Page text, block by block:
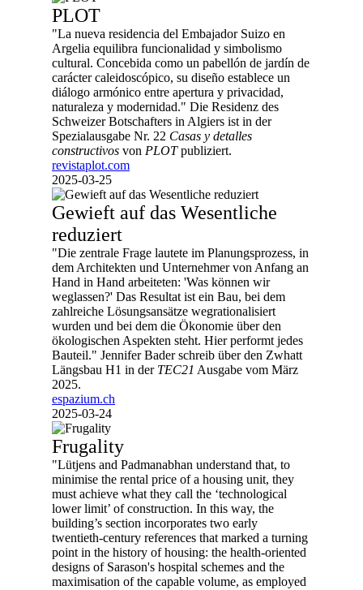
PLOT
"La nueva residencia del Embajador Suizo en
Argelia equilibra funcionalidad y simbolismo
cultural. Concebida como un pabellón de jardín de
carácter caleidoscópico, su diseño establece un
diálogo armónico entre apertura y privacidad,
naturaleza y modernidad." Die Residenz des
Schweizer Botschafters in Algiers ist in der
Spezialausgabe Nr. 22 Casas y detalles
constructivos von PLOTpubliziert.
revistaplot.com
2025-03-25
Gewieft auf das Wesentliche
reduziert
"Die zentrale Frage lautete im Planungsprozess, in
dem Architekten und Unternehmer von Anfang an
Hand in Hand arbeiteten: 'Was können wir
weglassen?' Das Resultat ist ein Bau, bei dem
zahlreiche Lösungsansätze wegrationalisiert
wurden und bei dem die Ökonomie über den
ökologischen Aspekten steht. Hier performt jedes
Bauteil." Jennifer Bader schreib über den Zwhatt
Längsbau H1 in der TEC21 Ausgabe vom März
2025.
espazium.ch
2025-03-24
Frugality
"Lütjens and Padmanabhan understand that, to
minimise the rental price of a housing unit, they
must achieve what they call the ‘technological
lower limit’ of construction. In this way, the
building’s section incorporates two early
twentieth-century references that marked a turning
point in the history of housing: the health-oriented
designs of Sarason's hospital schemes and the
maximisation of the capable volume, as employed